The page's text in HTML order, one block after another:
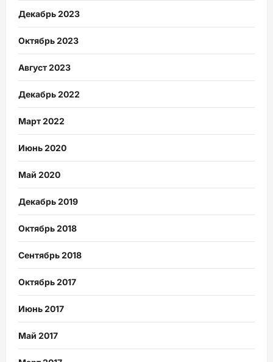
Декабрь 2023
Октябрь 2023
Август 2023
Декабрь 2022
Март 2022
Июнь 2020
Май 2020
Декабрь 2019
Октябрь 2018
Сентябрь 2018
Октябрь 2017
Июнь 2017
Май 2017